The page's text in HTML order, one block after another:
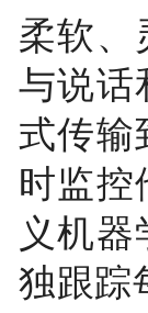
柔软、
与说话
式传输
时监控
义机
独跟踪